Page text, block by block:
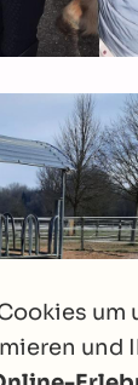
um
und